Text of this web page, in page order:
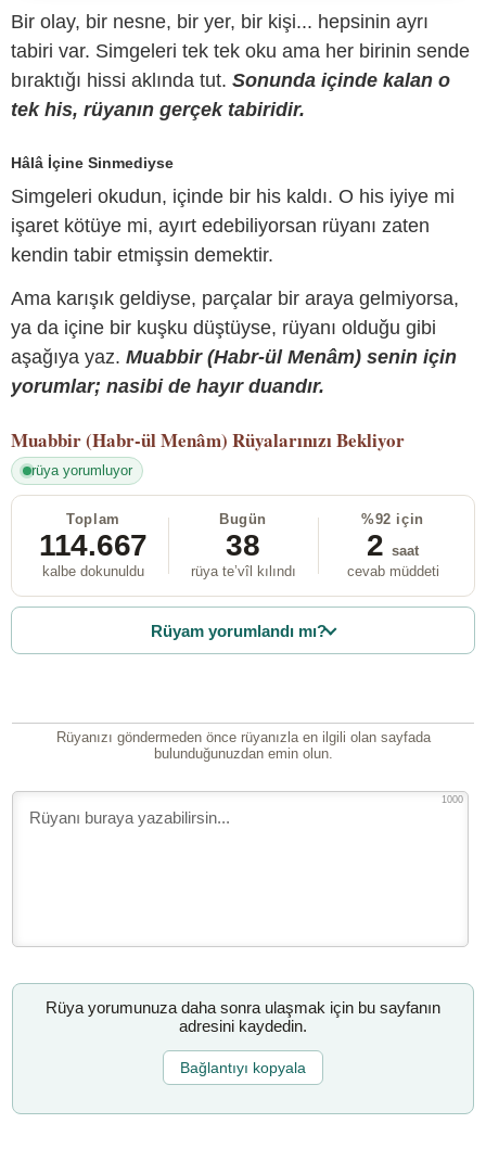
Bir olay, bir nesne, bir yer, bir kişi... hepsinin ayrı
tabiri var. Simgeleri tek tek oku ama her birinin sende
bıraktığı hissi aklında tut. Sonunda içinde kalan o
tek his, rüyanın gerçek tabiridir.
Hâlâ İçine Sinmediyse
Simgeleri okudun, içinde bir his kaldı. O his iyiye mi
işaret kötüye mi, ayırt edebiliyorsan rüyanı zaten
kendin tabir etmişsin demektir.
Ama karışık geldiyse, parçalar bir araya gelmiyorsa,
ya da içine bir kuşku düştüyse, rüyanı olduğu gibi
aşağıya yaz. Muabbir (Habr-ül Menâm) senin için
yorumlar; nasibi de hayır duandır.
Muabbir (Habr-ül Menâm) Rüyalarınızı Bekliyor
rüya yorumluyor
Toplam
114.667
kalbe dokunuldu
Bugün
38
rüya te’vîl kılındı
%92 için
2 saat
cevab müddeti
Rüyam yorumlandı mı?
Rüyanızı göndermeden önce rüyanızla en ilgili olan sayfada
bulunduğunuzdan emin olun.
1000
Rüya yorumunuza daha sonra ulaşmak için bu sayfanın
adresini kaydedin.
Bağlantıyı kopyala